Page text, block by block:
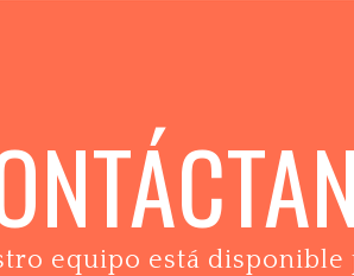
equipo está disponible